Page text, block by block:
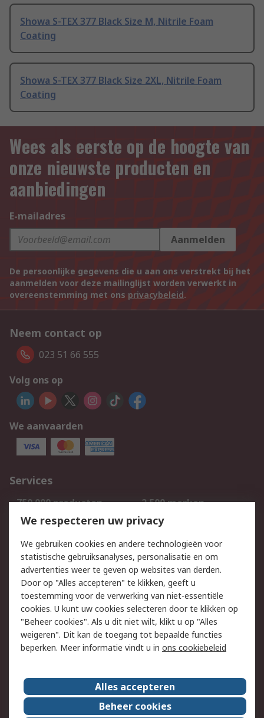
Showa S-TEX 377 Black Size M, Nitrile Foam
Coating
Showa S-TEX 377 Black Size 2XL, Nitrile Foam
Coating
Wees als eerste op de hoogte van
onze nieuwste producten en
aanbiedingen
E-mailadres
Aanmelden
De persoonlijke gegevens die u aan ons verstrekt bij het
aanmelden voor deze mailinglijst worden verwerkt in
overeenstemming met ons privacybeleid.
Neem contact op
023 51 66 555
Volg ons op
We aanvaarden
Services
750.000 producten
2.500 merken
Bestellen
Inkoopoplossingen
Track & Trace
Wettelijk
Cookiebeleid
Email veiligheid
Privacybeleid
Websitevoorwaarden
Algemene
verkoopvoorwaarden
Over RS
RS Group
Over ons
We respecteren uw privacy
We gebruiken cookies en andere technologieën voor
statistische gebruiksanalyses, personalisatie en om
advertenties weer te geven op websites van derden.
Door op "Alles accepteren" te klikken, geeft u
toestemming voor de verwerking van niet-essentiële
cookies. U kunt uw cookies selecteren door te klikken op
"Beheer cookies". Als u dit niet wilt, klikt u op "Alles
weigeren". Dit kan de toegang tot bepaalde functies
beperken. Meer informatie vindt u in ons cookiebeleid
Alles accepteren
Beheer cookies